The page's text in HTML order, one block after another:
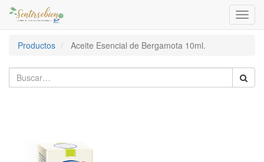
Productos
Aceite Esencial de Bergamota 10ml.